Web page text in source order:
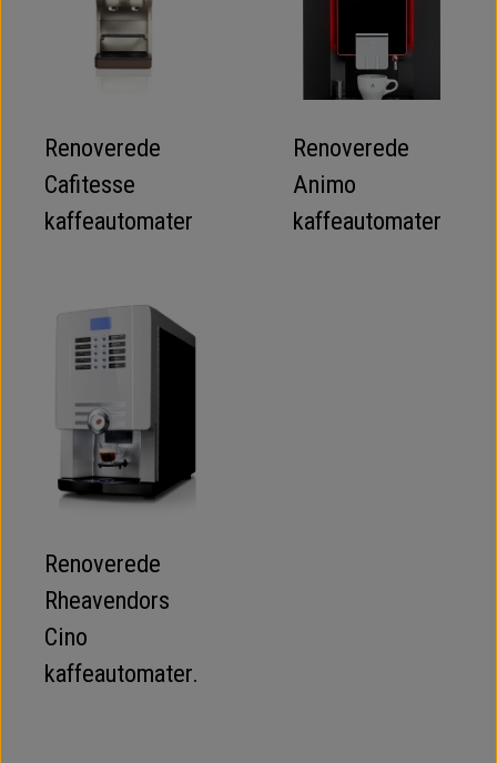
Renoverede
Cafitesse
kaffeautomater
Renoverede
Animo
kaffeautomater
Renoverede
Rheavendors
Cino
kaffeautomater.